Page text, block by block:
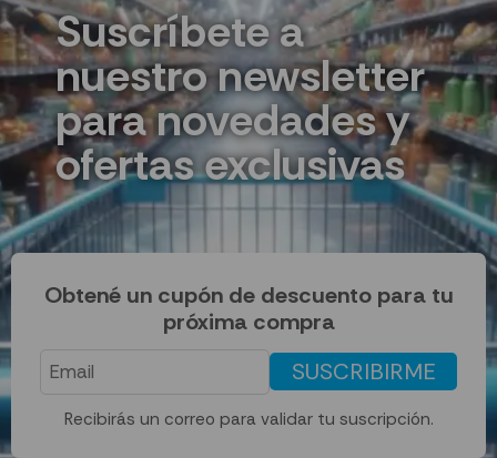
Suscríbete a
nuestro newsletter
para novedades y
ofertas exclusivas
Obtené un cupón de descuento para tu
próxima compra
SUSCRIBIRME
Recibirás un correo para validar tu suscripción.